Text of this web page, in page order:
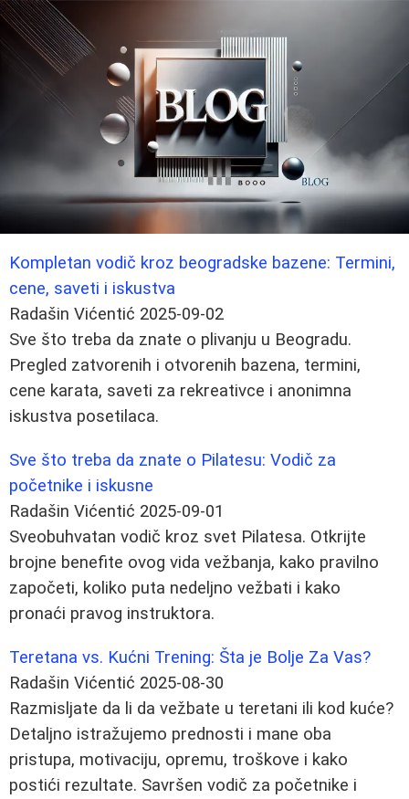
Kompletan vodič kroz beogradske bazene: Termini,
cene, saveti i iskustva
Radašin Vićentić 2025-09-02
Sve što treba da znate o plivanju u Beogradu.
Pregled zatvorenih i otvorenih bazena, termini,
cene karata, saveti za rekreativce i anonimna
iskustva posetilaca.
Sve što treba da znate o Pilatesu: Vodič za
početnike i iskusne
Radašin Vićentić 2025-09-01
Sveobuhvatan vodič kroz svet Pilatesa. Otkrijte
brojne benefite ovog vida vežbanja, kako pravilno
započeti, koliko puta nedeljno vežbati i kako
pronaći pravog instruktora.
Teretana vs. Kućni Trening: Šta je Bolje Za Vas?
Radašin Vićentić 2025-08-30
Razmisljate da li da vežbate u teretani ili kod kuće?
Detaljno istražujemo prednosti i mane oba
pristupa, motivaciju, opremu, troškove i kako
postići rezultate. Savršen vodič za početnike i